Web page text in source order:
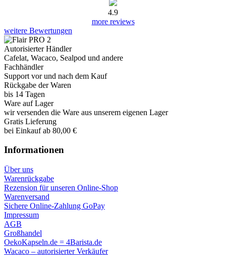
4.9
more reviews
weitere Bewertungen
Autorisierter Händler
Cafelat, Wacaco, Sealpod und andere
Fachhändler
Support vor und nach dem Kauf
Rückgabe der Waren
bis 14 Tagen
Ware auf Lager
wir versenden die Ware aus unserem eigenen Lager
Gratis Lieferung
bei Einkauf ab 80,00 €
Informationen
Über uns
Warenrückgabe
Rezension für unseren Online-Shop
Warenversand
Sichere Online-Zahlung GoPay
Impressum
AGB
Großhandel
OekoKapseln.de = 4Barista.de
Wacaco – autorisierter Verkäufer